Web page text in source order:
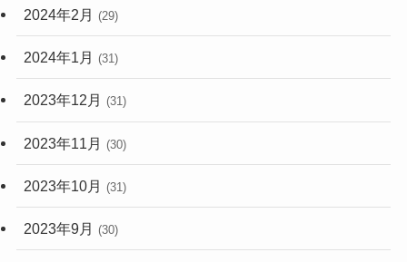
2024年2月 (29)
2024年1月 (31)
2023年12月 (31)
2023年11月 (30)
2023年10月 (31)
2023年9月 (30)